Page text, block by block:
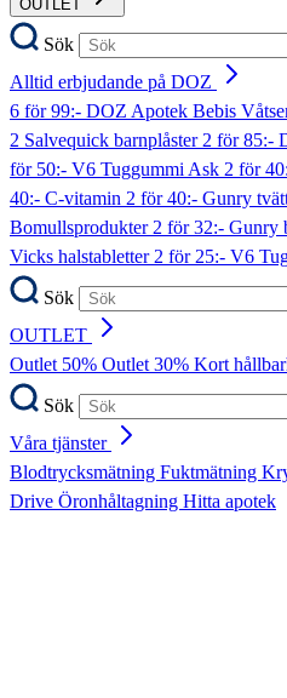
OUTLET
Sök
Alltid erbjudande på DOZ
6 för 99:- DOZ Apotek Bebis
2 Salvequick barnplåster2 för 85:-
för 50:- V6 Tuggummi Ask 2 för
40:- C-vitamin 2 för 40:- Gunry
Bomullsprodukter2 för 32:- Gunry
Vicks halstabletter2 för 25:- V6
Sök
OUTLET
Outlet 50% Outlet 30% Kort
Sök
Våra tjänster
Blodtrycksmätning Fuktmätning
Drive Öronhåltagning Hitta apotek